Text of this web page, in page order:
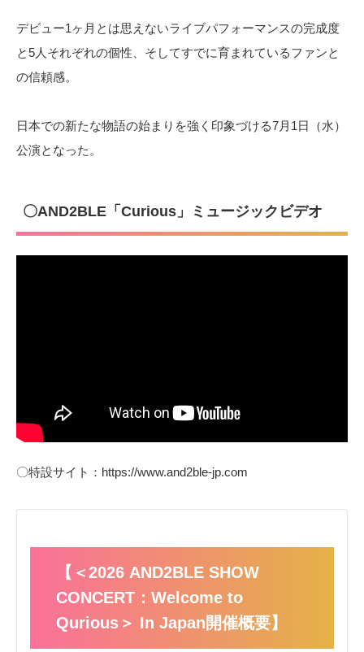
デビュー1ヶ月とは思えないライブパフォーマンスの完成度
と5人それぞれの個性、そしてすでに育まれているファンと
の信頼感。
日本での新たな物語の始まりを強く印象づける7月1日（水）
公演となった。
〇AND2BLE「Curious」ミュージックビデオ
〇特設サイト：https://www.and2ble-jp.com
【＜2026 AND2BLE SHOW
CONCERT：Welcome to
Qurious＞ In Japan開催概要】